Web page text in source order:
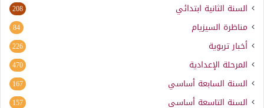
السنة الثانية ابتدائي 208
مناظرة السيزيام 84
أخبار تربوية 226
المرحلة الإعدادية 470
السنة السابعة أساسي 167
السنة التاسعة أساسي 157